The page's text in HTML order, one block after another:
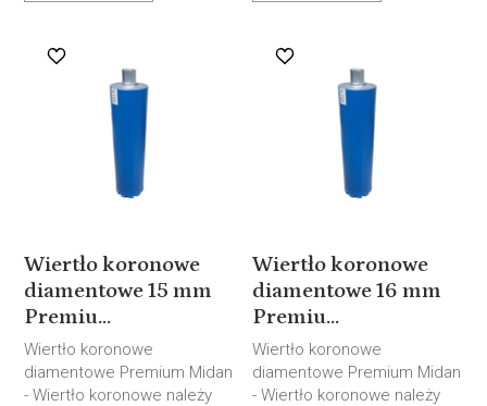
Wiertło koronowe
diamentowe 15 mm
Premiu...
Wiertło koronowe
diamentowe Premium Midan
- Wiertło koronowe należy
Wiertło koronowe
diamentowe 16 mm
Premiu...
Wiertło koronowe
diamentowe Premium Midan
- Wiertło koronowe należy